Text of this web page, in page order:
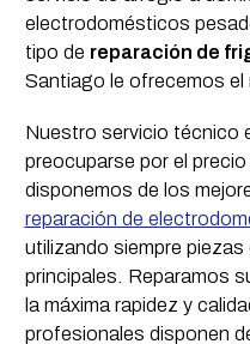
electrodomésticos
tipo de reparación de
Santiago le ofrecemos el
Nuestro servicio técnico
preocuparse por el
disponemos de los
reparación de
utilizando siempre
principales. Reparamos
la máxima rapidez y
profesionales disponen